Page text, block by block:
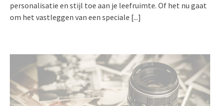
personalisatie en stijl toe aan je leefruimte. Of het nu gaat
om het vastleggen van een speciale [...]